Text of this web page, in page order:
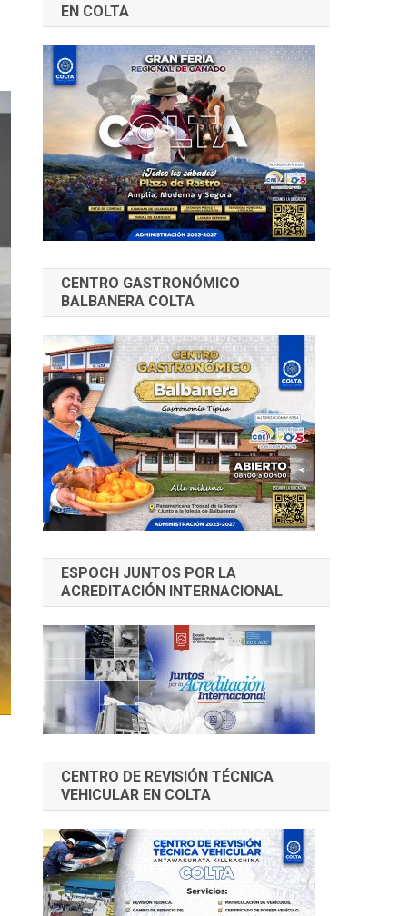
EN COLTA
CENTRO GASTRONÓMICO
BALBANERA COLTA
ESPOCH JUNTOS POR LA
ACREDITACIÓN INTERNACIONAL
CENTRO DE REVISIÓN TÉCNICA
VEHICULAR EN COLTA